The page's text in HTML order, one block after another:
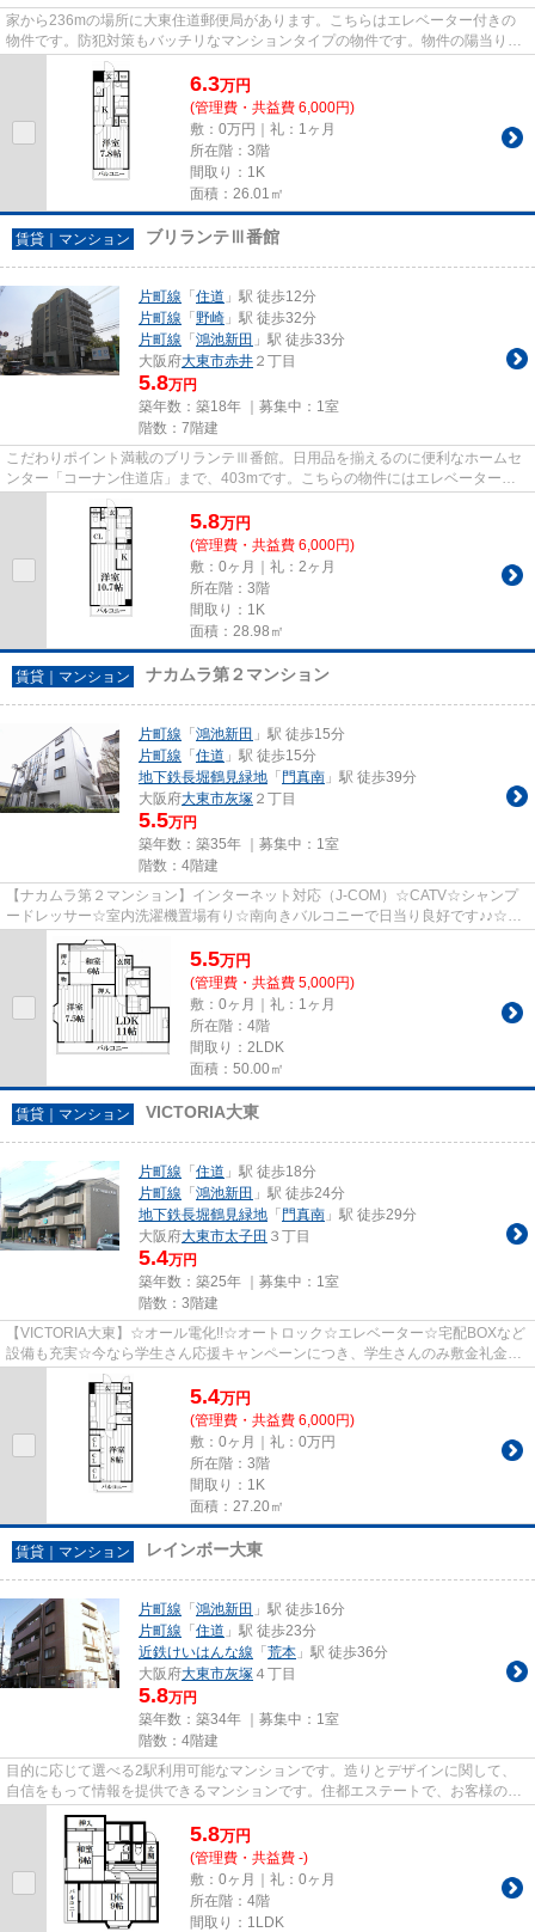
家から236mの場所に大東住道郵便局があります。こちらはエレベーター付きの
物件です。防犯対策もバッチリなマンションタイプの物件です。物件の陽当りも
良く、昼間には照明要らずで経...
6.3万円
(管理費・共益費 6,000円)
敷：0万円｜礼：1ヶ月
所在階：3階
間取り：1K
面積：26.01㎡
賃貸｜マンション ブリランテⅢ番館
片町線 「 住道 」駅 徒歩12分
片町線 「 野崎 」駅 徒歩32分
片町線 「 鴻池新田 」駅 徒歩33分
大阪府大東市赤井 ２丁目
5.8万円
築年数：築18年 ｜募集中： 1室
階数：7階建
こだわりポイント満載のブリランテⅢ番館。日用品を揃えるのに便利なホームセ
ンター「コーナン住道店」まで、403mです。こちらの物件にはエレベーターが
あります。駅近くに立地する物件...
5.8万円
(管理費・共益費 6,000円)
敷：0ヶ月｜礼：2ヶ月
所在階：3階
間取り：1K
面積：28.98㎡
賃貸｜マンション ナカムラ第２マンション
片町線 「 鴻池新田 」駅 徒歩15分
片町線 「 住道 」駅 徒歩15分
地下鉄長堀鶴見緑地 「 門真南 」駅 徒歩39分
大阪府大東市灰塚 ２丁目
5.5万円
築年数：築35年 ｜募集中： 1室
階数：4階建
【ナカムラ第２マンション】インターネット対応（J-COM）☆CATV☆シャンプ
ードレッサー☆室内洗濯機置場有り☆南向きバルコニーで日当り良好です♪♪☆お
気軽にお問い合わせ下さい!!
5.5万円
(管理費・共益費 5,000円)
敷：0ヶ月｜礼：1ヶ月
所在階：4階
間取り：2LDK
面積：50.00㎡
賃貸｜マンション VICTORIA大東
片町線 「 住道 」駅 徒歩18分
片町線 「 鴻池新田 」駅 徒歩24分
地下鉄長堀鶴見緑地 「 門真南 」駅 徒歩29分
大阪府大東市太子田 ３丁目
5.4万円
築年数：築25年 ｜募集中： 1室
階数：3階建
【VICTORIA大東】☆オール電化!!☆オートロック☆エレベーター☆宅配BOXなど
設備も充実☆今なら学生さん応援キャンペーンにつき、学生さんのみ敷金礼金0
円！お早めにお問い合わせくださいね☆
5.4万円
(管理費・共益費 6,000円)
敷：0ヶ月｜礼：0万円
所在階：3階
間取り：1K
面積：27.20㎡
賃貸｜マンション レインボー大東
片町線 「 鴻池新田 」駅 徒歩16分
片町線 「 住道 」駅 徒歩23分
近鉄けいはんな線 「 荒本 」駅 徒歩36分
大阪府大東市灰塚 ４丁目
5.8万円
築年数：築34年 ｜募集中： 1室
階数：4階建
目的に応じて選べる2駅利用可能なマンションです。造りとデザインに関して、
自信をもって情報を提供できるマンションです。住都エステートで、お客様のお
好みの物件をお探しになりませ...
5.8万円
(管理費・共益費 -)
敷：0ヶ月｜礼：0ヶ月
所在階：4階
間取り：1LDK